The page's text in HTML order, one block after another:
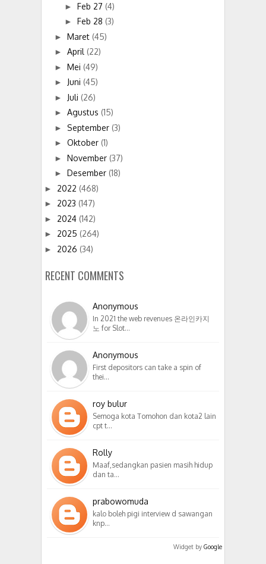
► Feb 27 (4)
► Feb 28 (3)
► Maret (45)
► April (22)
► Mei (49)
► Juni (45)
► Juli (26)
► Agustus (15)
► September (3)
► Oktober (1)
► November (37)
► Desember (18)
► 2022 (468)
► 2023 (147)
► 2024 (142)
► 2025 (264)
► 2026 (34)
RECENT COMMENTS
Anonymous
In 2021 the web revenues 온라인카지
노 for Slot…
Anonymous
First depositors can take a spin of
thei…
roy bulur
Semoga kota Tomohon dan kota2 lain
cpt t…
Rolly
Maaf,sedangkan pasien masih hidup
dan ta…
prabowomuda
kalo boleh pigi interview d sawangan
knp…
Widget by Google